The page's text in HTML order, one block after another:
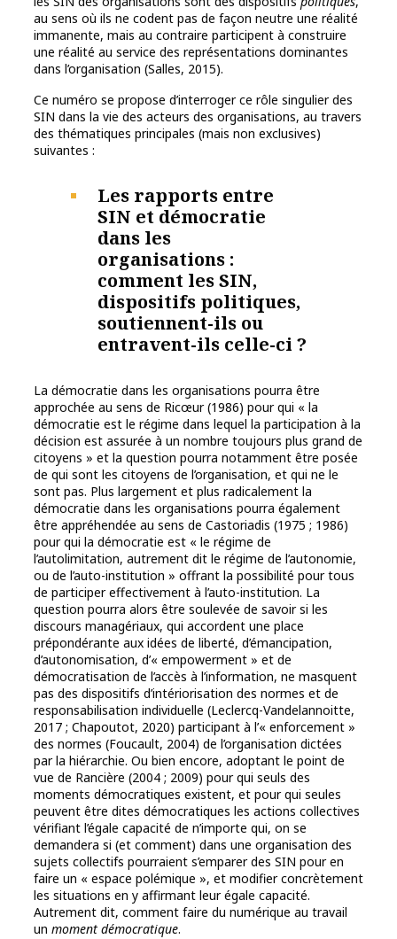
au sens où ils ne codent pas de façon neutre une réalité
immanente, mais au contraire participent à construire
une réalité au service des représentations dominantes
dans l’organisation (Salles, 2015).
Ce numéro se propose d’interroger ce rôle singulier des
SIN dans la vie des acteurs des organisations, au travers
des thématiques principales (mais non exclusives)
suivantes :
Les rapports entre
SIN et démocratie
dans les
organisations :
comment les SIN,
dispositifs politiques,
soutiennent-ils ou
entravent-ils celle-ci ?
La démocratie dans les organisations pourra être
approchée au sens de Ricœur (1986) pour qui « la
démocratie est le régime dans lequel la participation à la
décision est assurée à un nombre toujours plus grand de
citoyens » et la question pourra notamment être posée
de qui sont les citoyens de l’organisation, et qui ne le
sont pas. Plus largement et plus radicalement la
démocratie dans les organisations pourra également
être appréhendée au sens de Castoriadis (1975 ; 1986)
pour qui la démocratie est « le régime de
l’autolimitation, autrement dit le régime de l’autonomie,
ou de l’auto-institution » offrant la possibilité pour tous
de participer effectivement à l’auto-institution. La
question pourra alors être soulevée de savoir si les
discours managériaux, qui accordent une place
prépondérante aux idées de liberté, d’émancipation,
d’autonomisation, d’« empowerment » et de
démocratisation de l’accès à l’information, ne masquent
pas des dispositifs d’intériorisation des normes et de
responsabilisation individuelle (Leclercq-Vandelannoitte,
2017 ; Chapoutot, 2020) participant à l’« enforcement »
des normes (Foucault, 2004) de l’organisation dictées
par la hiérarchie. Ou bien encore, adoptant le point de
vue de Rancière (2004 ; 2009) pour qui seuls des
moments démocratiques existent, et pour qui seules
peuvent être dites démocratiques les actions collectives
vérifiant l’égale capacité de n’importe qui, on se
demandera si (et comment) dans une organisation des
sujets collectifs pourraient s’emparer des SIN pour en
faire un « espace polémique », et modifier concrètement
les situations en y affirmant leur égale capacité.
Autrement dit, comment faire du numérique au travail
un moment démocratique.